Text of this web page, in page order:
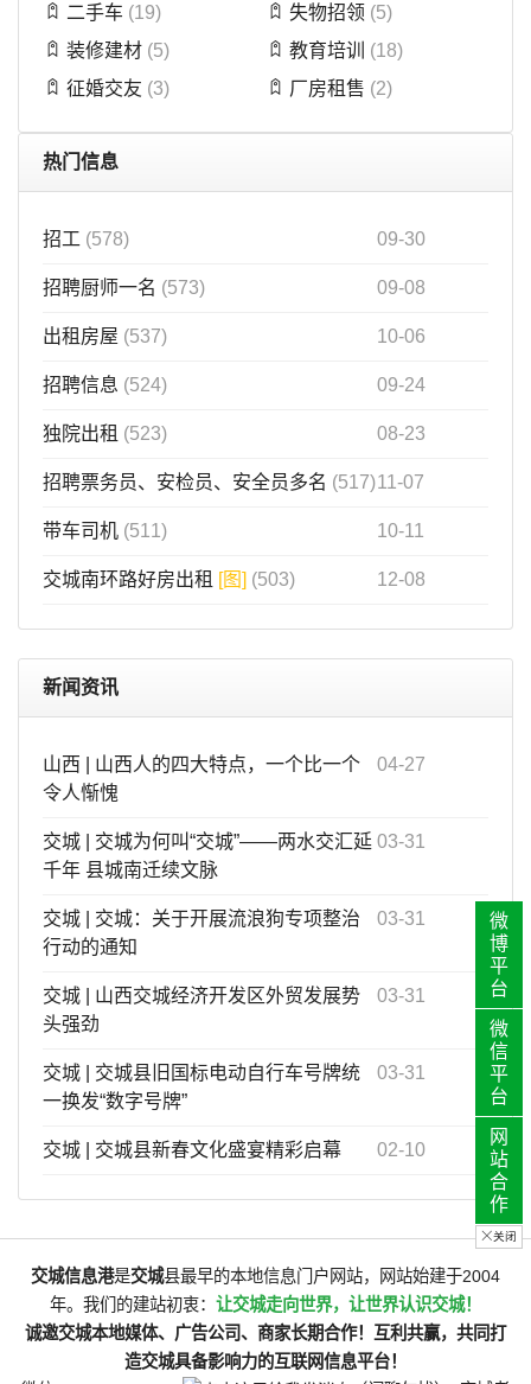
二手车 (19) 失物招领 (5)
装修建材 (5) 教育培训
(18)
征婚交友 (3) 厂房租售 (2)
热门信息
招工 (578) 09-30
招聘厨师一名 (573) 09-08
出租房屋 (537) 10-06
招聘信息 (524) 09-24
独院出租 (523) 08-23
招聘票务员、安检员、安全员多名 (517)11-07
带车司机 (511) 10-11
交城南环路好房出租 [图] (503) 12-08
新闻资讯
山西
山西人的四大特点，一个比一个
令人惭愧
04-27
交城
交城为何叫“交城”——两水交汇延
千年 县城南迁续文脉
03-31
交城
交城：关于开展流浪狗专项整治
行动的通知
03-31
交城
山西交城经济开发区外贸发展势
头强劲
03-31
交城
交城县旧国标电动自行车号牌统
一换发“数字号牌”
03-31
交城 交城县新春文化盛宴精彩启幕 02-10
交城信息港是交城县最早的本地信息门户网站，网站始建于2004
年。我们的建站初衷： 让交城走向世界，让世界认识交城！
诚邀交城本地媒体、广告公司、商家长期合作！互利共赢，共同打
造交城具备影响力的互联网信息平台！
微
博
平
台
微
信
平
台
网
站
合
作
关闭